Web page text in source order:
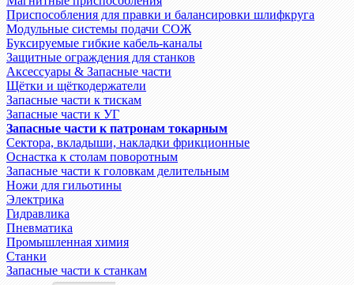
Приспособления для правки и балансировки шлифкруга
Модульные системы подачи СОЖ
Буксируемые гибкие кабель-каналы
Защитные ограждения для станков
Аксессуары & Запасные части
Щётки и щёткодержатели
Запасные части к тискам
Запасные части к УГ
Запасные части к патронам токарным
Сектора, вкладыши, накладки фрикционные
Оснастка к столам поворотным
Запасные части к головкам делительным
Ножи для гильотины
Электрика
Гидравлика
Пневматика
Промышленная химия
Станки
Запасные части к станкам